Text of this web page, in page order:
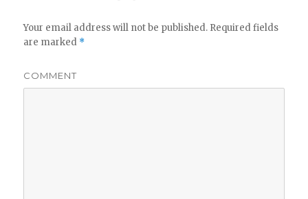
Your email address will not be published. Required fields
are marked *
COMMENT